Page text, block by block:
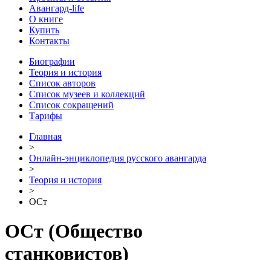
Авангард-life
О книге
Купить
Контакты
Биографии
Теория и история
Список авторов
Список музеев и коллекций
Список сокращений
Тарифы
Главная
>
Онлайн-энциклопедия русского авангарда
>
Теория и история
>
ОСт
ОСт (Общество
станковистов)